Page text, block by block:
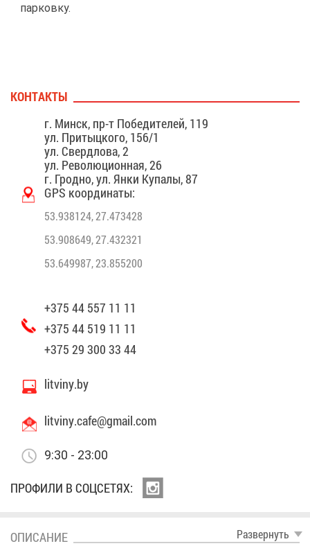
пар­ков­ку.
КОН­ТАК­ТЫ
г. Минск, пр-т По­бе­ди­те­лей, 119
ул. При­тыц­ко­го, 156/1
ул. Сверд­ло­ва, 2
ул. Ре­во­лю­ци­он­ная, 26
г. Грод­но, ул. Ян­ки Ку­па­лы, 87
GPS ко­ор­ди­на­ты:
53.938124, 27.473428
53.908649, 27.432321
53.649987, 23.855200
+375 44 557 11 11
+375 44 519 11 11
+375 29 300 33 44
litviny.by
litviny.​cafe@​gmail.​com
9:30 - 23:00
ПРО­ФИ­ЛИ В СОЦ­СЕ­ТЯХ:
Раз­вер­нуть
ОПИ­СА­НИЕ